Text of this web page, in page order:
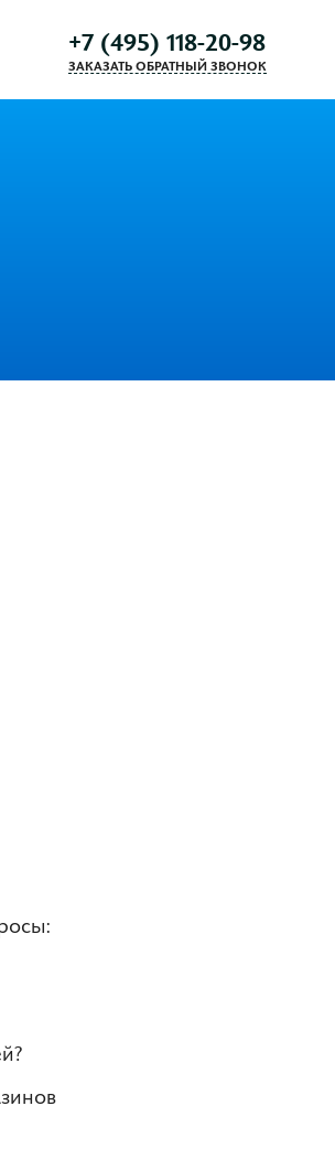
+7 (495) 118-20-98
ЗАКАЗАТЬ ОБРАТНЫЙ ЗВОНОК